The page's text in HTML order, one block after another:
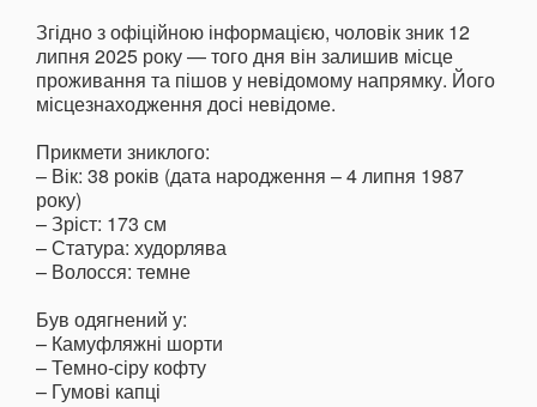
Згідно з офіційною інформацією, чоловік зник 12
липня 2025 року — того дня він залишив місце
проживання та пішов у невідомому напрямку. Його
місцезнаходження досі невідоме.
Прикмети зниклого:
– Вік: 38 років (дата народження – 4 липня 1987
року)
– Зріст: 173 см
– Статура: худорлява
– Волосся: темне
Був одягнений у:
– Камуфляжні шорти
– Темно-сіру кофту
– Гумові капці